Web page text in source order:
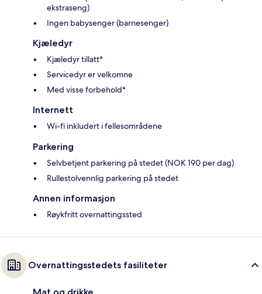
ekstraseng)
Ingen babysenger (barnesenger)
Kjæledyr
Kjæledyr tillatt*
Servicedyr er velkomne
Med visse forbehold*
Internett
Wi-fi inkludert i fellesområdene
Parkering
Selvbetjent parkering på stedet (NOK 190 per dag)
Rullestolvennlig parkering på stedet
Annen informasjon
Røykfritt overnattingssted
Overnattingsstedets fasiliteter